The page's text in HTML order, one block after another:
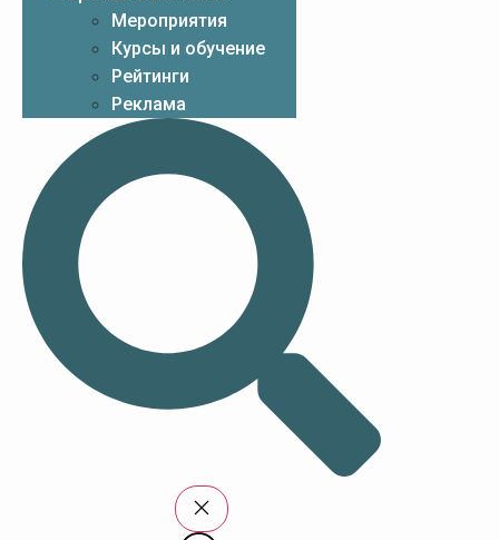
Мероприятия
Курсы и обучение
Рейтинги
Реклама